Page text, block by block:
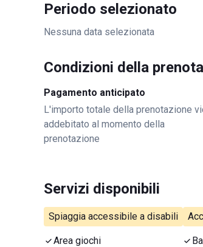
Periodo selezionato
Nessuna data selezionata
Condizioni della
Pagamento anticipato
L'importo totale della prenotazione
addebitato al momento della
prenotazione
Servizi disponibili
Spiaggia accessibile a disabili
Area giochi